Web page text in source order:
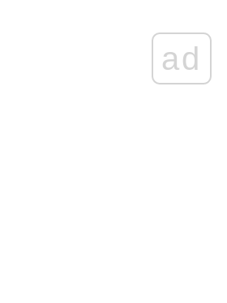
ad